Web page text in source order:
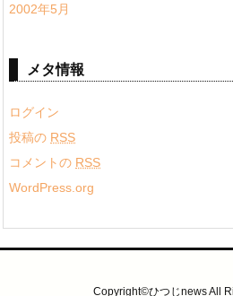
2002年5月
メタ情報
ログイン
投稿の RSS
コメントの RSS
WordPress.org
Copyright©ひつじnews All